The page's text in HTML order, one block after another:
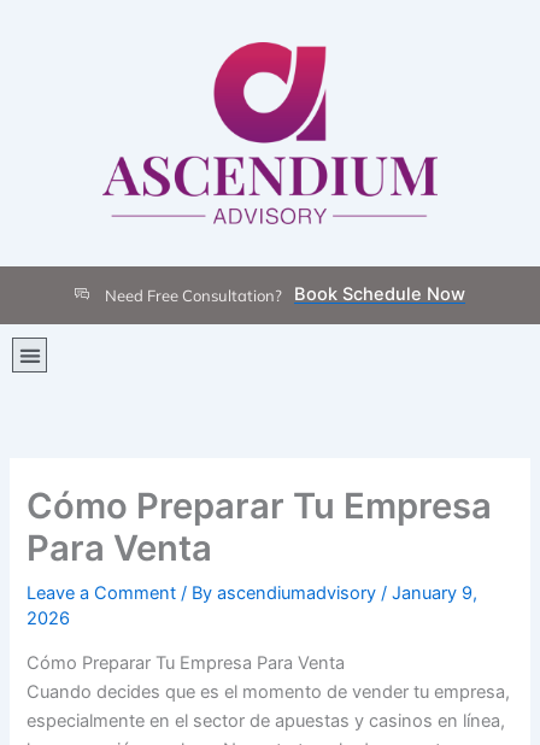
Need Free Consultation? Book Schedule Now
Menu
Cómo Preparar Tu Empresa
Para Venta
Leave a Comment / Byascendiumadvisory /January 9,
2026
Cómo Preparar Tu Empresa Para Venta
Cuando decides que es el momento de vender tu empresa,
especialmente en el sector de apuestas y casinos en línea,